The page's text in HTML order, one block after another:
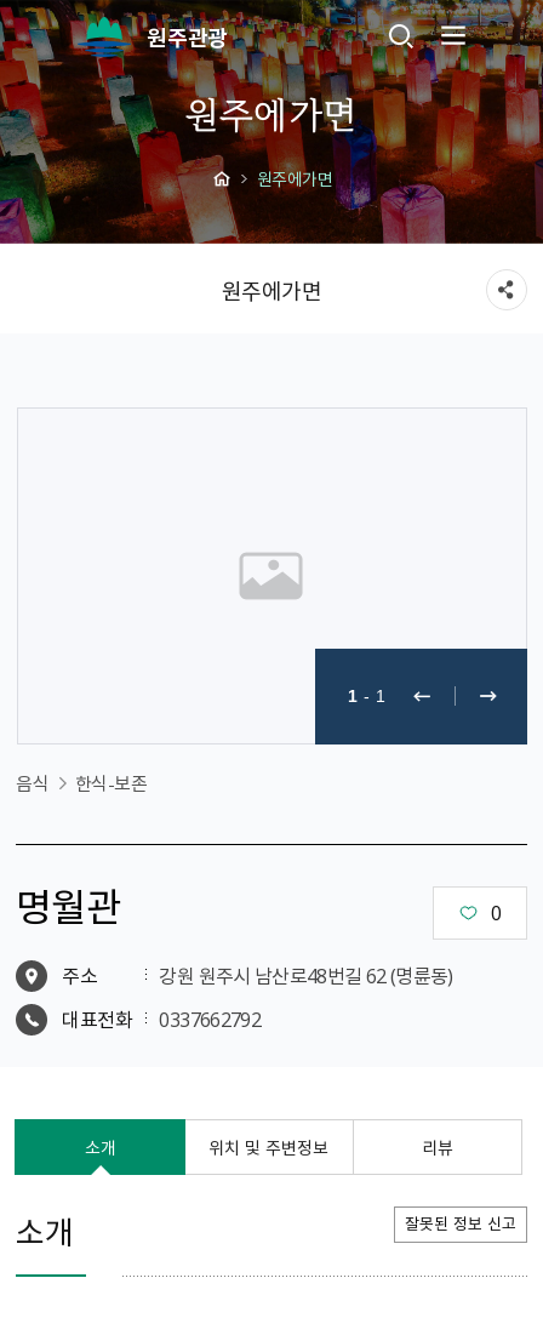
원주관광
원주에가면
원주에가면
원주에가면
1 - 1
음식 한식-보존
명월관 0
주소
강원 원주시 남산로48번길 62 (명륜동)
대표전화
0337662792
소개 위치 및 주변정보 리뷰
소개 잘못된 정보 신고